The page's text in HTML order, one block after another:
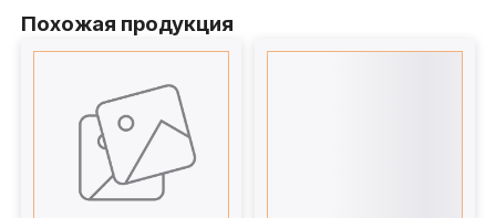
Похожая продукция